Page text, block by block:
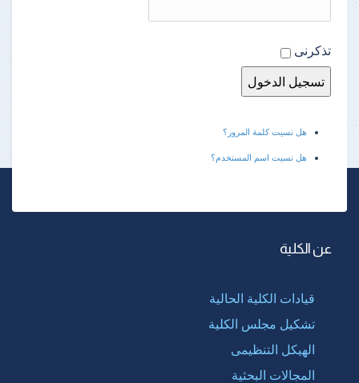
تذكرنى
هل نسيت كلمة المرور؟
هل نسيت اسم المستخدم؟
عن الكلية
قيادات الكلية الحالية
تشكيل مجلس الكلية
الهيكل التنظيمى
المجالات البحثية